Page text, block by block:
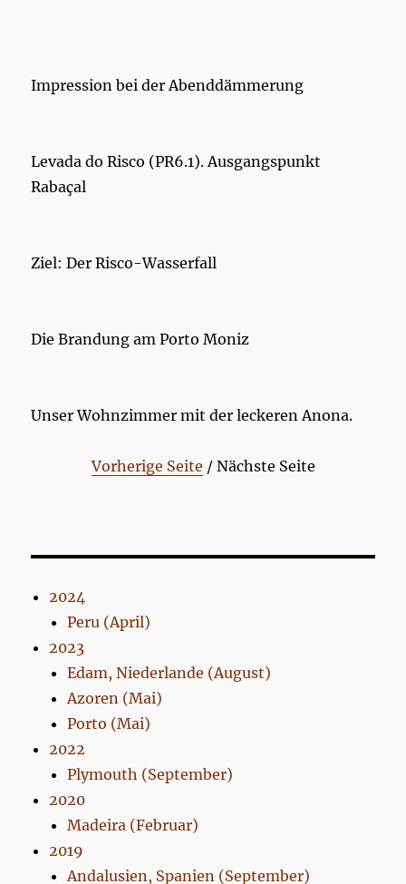
Impression bei der Abenddämmerung
Levada do Risco (PR6.1). Ausgangspunkt
Rabaçal
Ziel: Der Risco-Wasserfall
Die Brandung am Porto Moniz
Unser Wohnzimmer mit der leckeren Anona.
Vorherige Seite / Nächste Seite
2024
Peru (April)
2023
Edam, Niederlande (August)
Azoren (Mai)
Porto (Mai)
2022
Plymouth (September)
2020
Madeira (Februar)
2019
Andalusien, Spanien (September)